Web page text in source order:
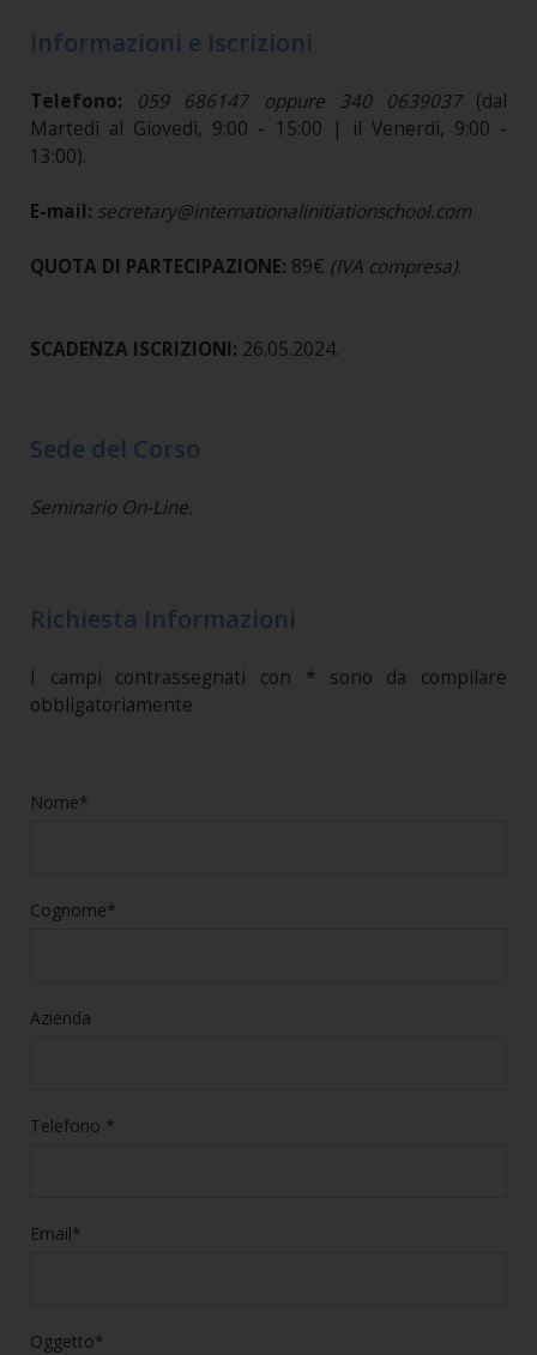
Informazioni e Iscrizioni
Telefono: 059 686147 oppure 340 0639037 (dal
Martedì al Giovedì, 9:00 - 15:00 | il Venerdì, 9:00 -
13:00).
E-mail: secretary@internationalinitiationschool.com
QUOTA DI PARTECIPAZIONE: 89€ (IVA compresa).
SCADENZA ISCRIZIONI: 26.05.2024.
Sede del Corso
Seminario On-Line.
Richiesta Informazioni
I campi contrassegnati con * sono da compilare
obbligatoriamente
Nome*
Cognome*
Azienda
Telefono *
Email*
Oggetto*